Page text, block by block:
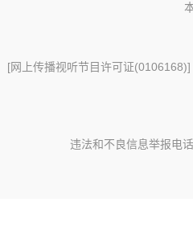
[网上传播视听节目许可证(0106168)]
违法和不良信息举报电